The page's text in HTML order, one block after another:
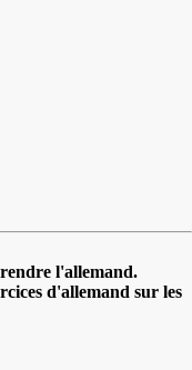
l'allemand.
d'allemand sur les